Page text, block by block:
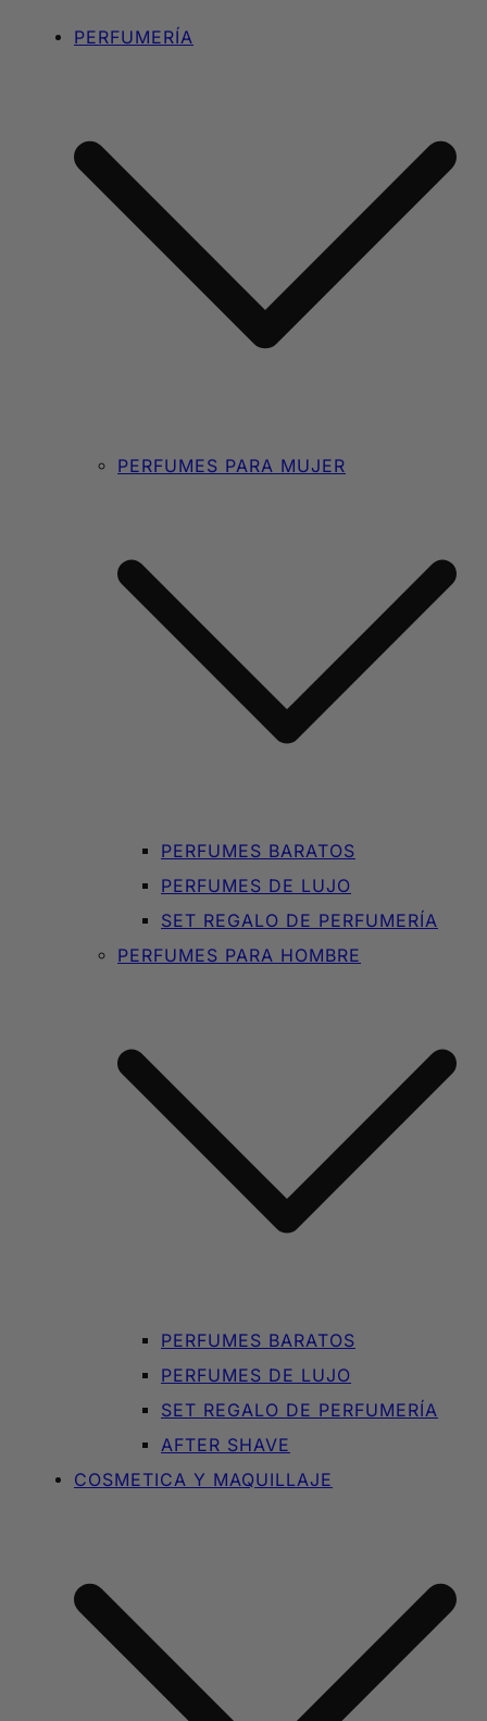
PERFUMERÍA
PERFUMES PARA MUJER
PERFUMES BARATOS
PERFUMES DE LUJO
SET REGALO DE PERFUMERÍA
PERFUMES PARA HOMBRE
PERFUMES BARATOS
PERFUMES DE LUJO
SET REGALO DE PERFUMERÍA
AFTER SHAVE
COSMETICA Y MAQUILLAJE